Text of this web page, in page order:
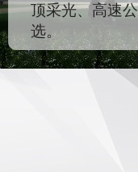
顶采光、高速
选。